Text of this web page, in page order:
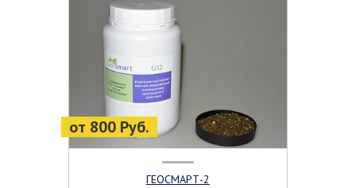
от 800 Руб.
ГЕОСМАРТ-2